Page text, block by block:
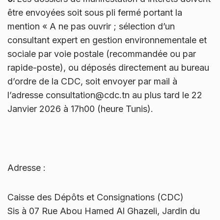
être envoyées soit sous pli fermé portant la
mention « A ne pas ouvrir ; sélection d’un
consultant expert en gestion environnementale et
sociale par voie postale (recommandée ou par
rapide-poste), ou déposés directement au bureau
d’ordre de la CDC, soit envoyer par mail à
l’adresse consultation@cdc.tn au plus tard le 22
Janvier 2026 à 17h00 (heure Tunis).
Adresse :
Caisse des Dépôts et Consignations (CDC)
Sis à 07 Rue Abou Hamed Al Ghazeli, Jardin du